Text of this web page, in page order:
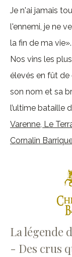
Je n'ai jamais
l'ennemi, je ne
la fin de ma vie».
Nos vins les
élevés en fût
son nom et sa
l’ultime bataille
Varenne, Le
Cornalin
La légende
- Des crus